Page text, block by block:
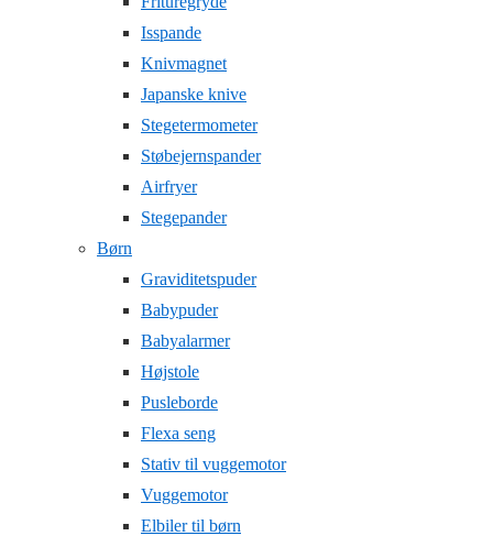
Isspande
Knivmagnet
Japanske knive
Stegetermometer
Støbejernspander
Airfryer
Stegepander
Børn
Graviditetspuder
Babypuder
Babyalarmer
Højstole
Pusleborde
Flexa seng
Stativ til vuggemotor
Vuggemotor
Elbiler til børn